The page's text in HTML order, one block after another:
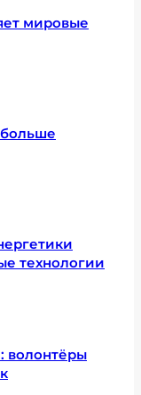
мировые
технологии
волонтёры